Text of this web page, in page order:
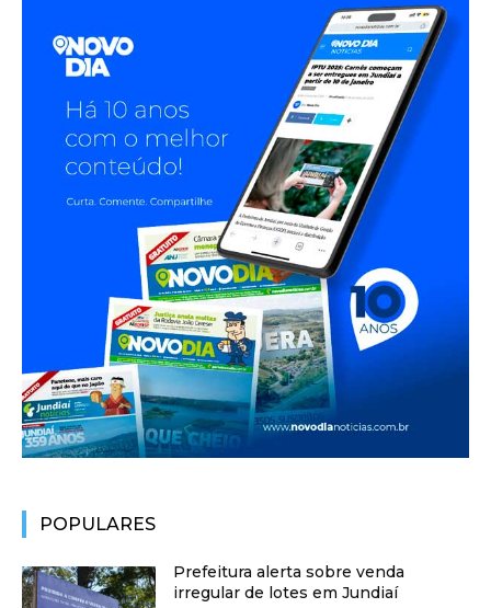
POPULARES
Prefeitura alerta sobre venda
irregular de lotes em Jundiaí